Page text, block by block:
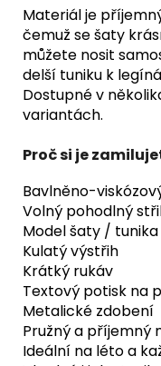
Materiál je
čemuž se šaty
můžete nosit
delší tuniku k
Dostupné v
variantách.
Proč si je
Bavlněno-
Volný pohodlný
Model šaty / tunika
Kulatý výstřih
Krátký rukáv
Textový potisk na
Metalické zdobení
Pružný a příjemný
Ideální na léto a